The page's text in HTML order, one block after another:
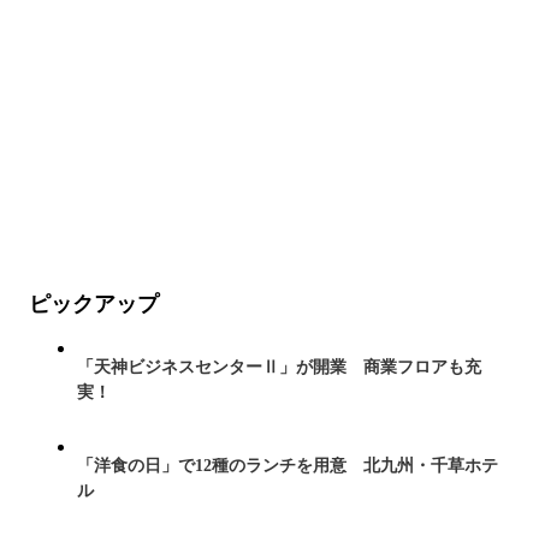
ピックアップ
「天神ビジネスセンターⅡ」が開業 商業フロアも充
実！
「洋食の日」で12種のランチを用意 北九州・千草ホテ
ル